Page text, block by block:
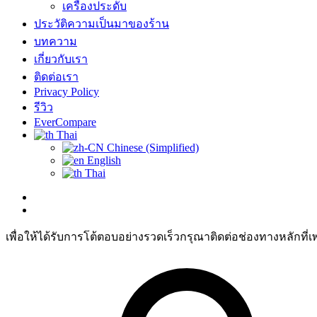
เครื่องประดับ
ประวัติความเป็นมาของร้าน
บทความ
เกี่ยวกับเรา
ติดต่อเรา
Privacy Policy
รีวิว
EverCompare
Thai
Chinese (Simplified)
English
Thai
เพื่อให้ได้รับการโต้ตอบอย่างรวดเร็วกรุณาติดต่อช่องทางหลักที่เ